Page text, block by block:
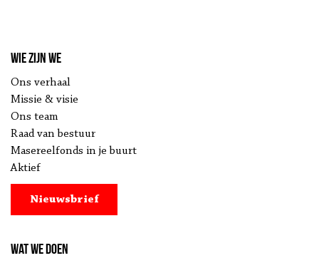
Wie zijn we
Ons verhaal
Missie & visie
Ons team
Raad van bestuur
Masereelfonds in je buurt
Aktief
Nieuwsbrief
Wat we doen